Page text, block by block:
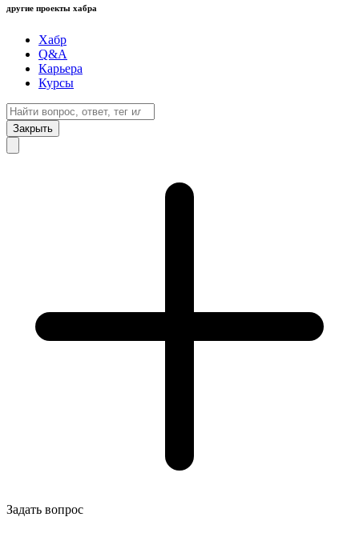
другие проекты хабра
Хабр
Q&A
Карьера
Курсы
Закрыть
Задать вопрос